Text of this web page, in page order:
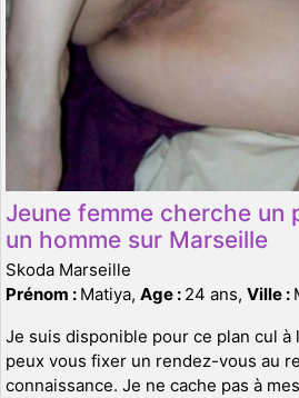
Jeune femme cherche un
un homme sur Marseille
Skoda Marseille
Prénom : Matiya, Age : 24 ans, Ville :
Je suis disponible pour ce plan cul à
peux vous fixer un rendez-vous au
connaissance. Je ne cache pas à